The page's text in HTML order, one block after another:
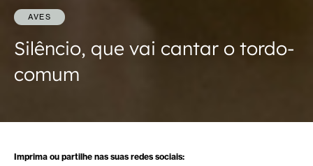
AVES
Silêncio, que vai cantar o tordo-
comum
Imprima ou partilhe nas suas redes sociais: